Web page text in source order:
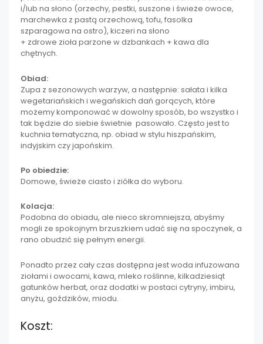
i/lub na słono (orzechy, pestki, suszone i świeże owoce,
marchewka z pastą orzechową, tofu, fasolka
szparagowa na ostro), kiczeri na słono
+ zdrowe zioła parzone w dzbankach + kawa dla
chętnych.
Obiad:
Zupa z sezonowych warzyw, a następnie: sałata i kilka
wegetariańskich i wegańskich dań gorących, które
możemy komponować w dowolny sposób, bo wszystko i
tak będzie do siebie świetnie pasowało. Często jest to
kuchnia tematyczna, np. obiad w stylu hiszpańskim,
indyjskim czy japońskim.
Po obiedzie:
Domowe, świeże ciasto i ziółka do wyboru.
Kolacja:
Podobna do obiadu, ale nieco skromniejsza, abyśmy
mogli ze spokojnym brzuszkiem udać się na spoczynek, a
rano obudzić się pełnym energii.
Ponadto przez cały czas dostępna jest woda infuzowana
ziołami i owocami, kawa, mleko roślinne, kilkadziesiąt
gatunków herbat, oraz dodatki w postaci cytryny, imbiru,
anyżu, goździków, miodu.
Koszt: